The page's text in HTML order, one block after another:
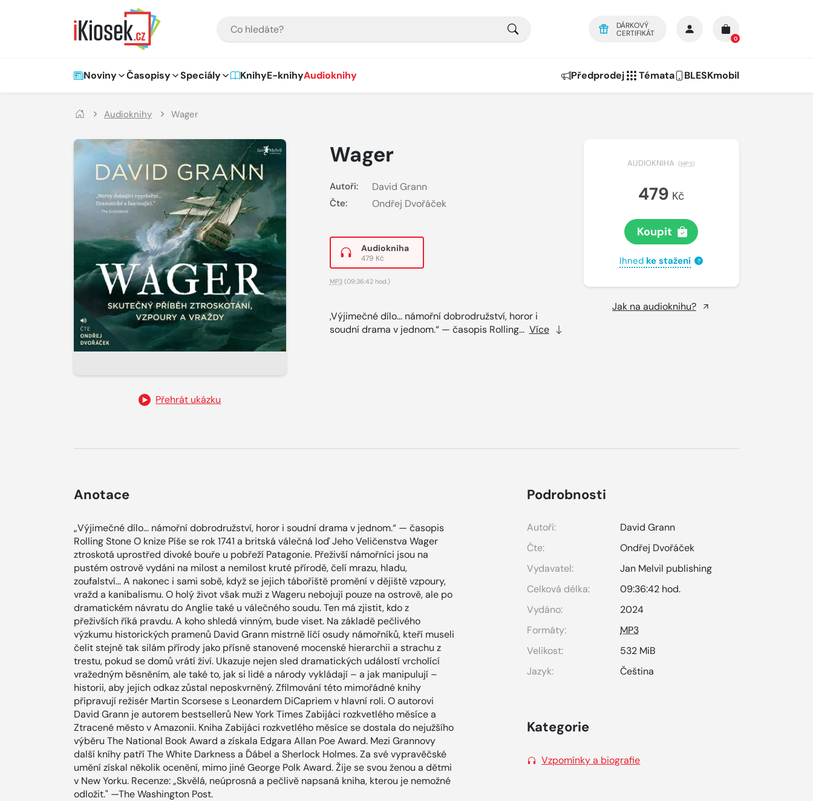
DÁRKOVÝ
CERTIFIKÁT
0
Hlavní navigace
Noviny Časopisy Speciály KnihyE-knihyAudioknihy Předprodej Témata BLESKmobil
Audioknihy Wager
Přehrát ukázku
Wager
Autoři: David Grann
Čte: Ondřej Dvořáček
Audiokniha
479 Kč
MP3(09:36:42 hod.)
,Výjimečné dílo... námořní dobrodružství, horor i
soudní drama v jednom.“ — časopis Rolling... Více
AUDIOKNIHA (MP3)
479 Kč
Koupit
Ihned ke stažení ?
Jak na audioknihu?
Anotace
„Výjimečné dílo... námořní dobrodružství, horor i soudní drama v jednom.“ — časopis
Rolling Stone O knize Píše se rok 1741 a britská válečná loď Jeho Veličenstva Wager
ztroskotá uprostřed divoké bouře u pobřeží Patagonie. Přeživší námořníci jsou na
pustém ostrově vydáni na milost a nemilost kruté přírodě, čelí mrazu, hladu,
zoufalství... A nakonec i sami sobě, když se jejich tábořiště promění v dějiště vzpoury,
vražd a kanibalismu. O holý život však muži z Wageru nebojují pouze na ostrově, ale po
dramatickém návratu do Anglie také u válečného soudu. Ten má zjistit, kdo z
přeživších říká pravdu. A koho shledá vinným, bude viset. Na základě pečlivého
výzkumu historických pramenů David Grann mistrně líčí osudy námořníků, kteří museli
čelit stejně tak silám přírody jako přísně stanovené mocenské hierarchii a strachu z
trestu, pokud se domů vrátí živí. Ukazuje nejen sled dramatických událostí vrcholící
vražedným běsněním, ale také to, jak si lidé a národy vykládají – a jak manipulují –
historii, aby jejich odkaz zůstal neposkvrněný. Zfilmování této mimořádné knihy
připravují režisér Martin Scorsese s Leonardem DiCapriem v hlavní roli. O autorovi
David Grann je autorem bestsellerů New York Times Zabijáci rozkvetlého měsíce a
Ztracené město v Amazonii. Kniha Zabijáci rozkvetlého měsíce se dostala do nejužšího
výběru The National Book Award a získala Edgara Allan Poe Award. Mezi Grannovy
další kníhy patří The White Darkness a Ďábel a Sherlock Holmes. Za své vypravěčské
umění získal několik ocenění, mimo jiné George Polk Award. Žije se svou ženou a dětmi
v New Yorku. Recenze: „Skvělá, neúprosná a pečlivě napsaná kniha, kterou je nemožné
odložit." —The Washington Post.
Podrobnosti
Autoři:
David Grann
Čte:
Ondřej Dvořáček
Vydavatel:
Jan Melvil publishing
Celková délka:
09:36:42 hod.
Vydáno:
2024
Formáty:
MP3
Velikost:
532 MiB
Jazyk:
Čeština
Kategorie
Vzpomínky a biografie